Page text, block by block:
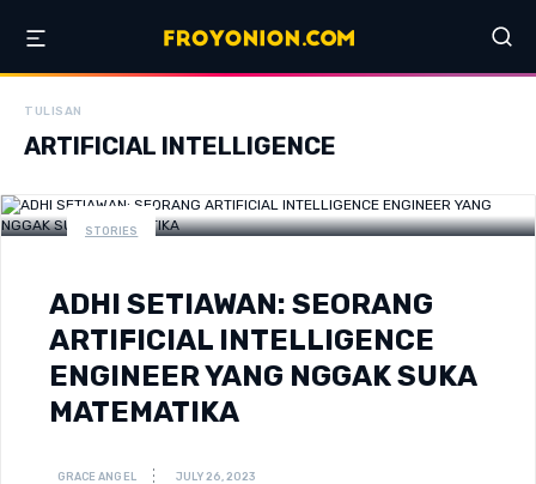
TULISAN
ARTIFICIAL INTELLIGENCE
STORIES
ADHI SETIAWAN: SEORANG
ARTIFICIAL INTELLIGENCE
ENGINEER YANG NGGAK SUKA
MATEMATIKA
GRACE ANGEL JULY 26, 2023